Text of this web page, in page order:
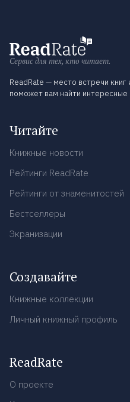
Сервис для тех, кто читает.
ReadRate — место встречи
поможет вам найти интересные
Читайте
Книжные новости
Рейтинги ReadRate
Рейтинги от знаменитостей
Бестселлеры
Экранизации
Создавайте
Книжные коллекции
Личный книжный профиль
ReadRate
О проекте